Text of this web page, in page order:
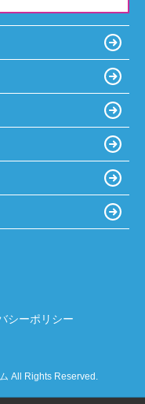
シーポリシー
All Rights Reserved.